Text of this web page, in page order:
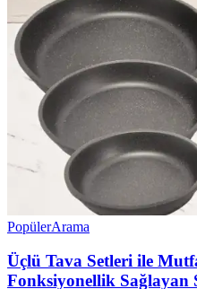
PopülerArama
Üçlü Tava Setleri ile
Fonksiyonellik Sağlayan